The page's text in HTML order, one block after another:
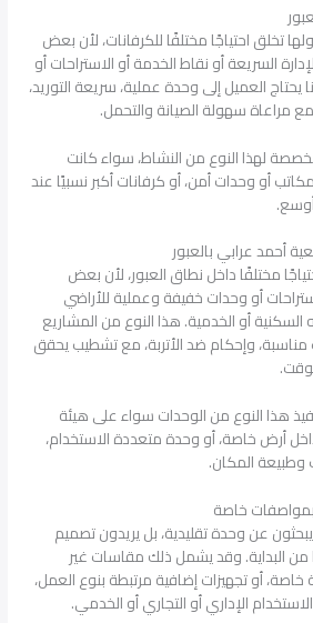
تخلق احتياجًا مختلفًا للكرفانات، لأن بعض
السريعة أو نقاط الخدمة أو الاستراحات أو
العميل إلى وحدة عملية، سريعة التوريد،
مراعاة سهولة الصيانة والتحمل.
لهذا النوع من النشاط، سواء كانت
أو وحدات أمن، أو كرفانات أكبر نسبيًا عند
أحمد عرابي بالعبور
مختلفًا داخل نطاق العبور، لأن بعض
أو وحدات خفيفة وعملية للأراضي
السكنية أو الخدمية. هذا النوع من المشاريع
مناسبة، وإحكام ضد الأتربة، مع تشطيب يحقق
هذا النوع من الوحدات سواء على هيئة
أرض خاصة، أو وحدة متعددة الاستخدام،
وطبيعة المكان.
خاصة
عن وحدة تقليدية، بل يريدون تصميم
البداية. وقد يشمل ذلك مقاسات غير
أو تجهيزات إضافية مرتبطة بنوع العمل،
الإداري أو التجاري أو الخدمي.